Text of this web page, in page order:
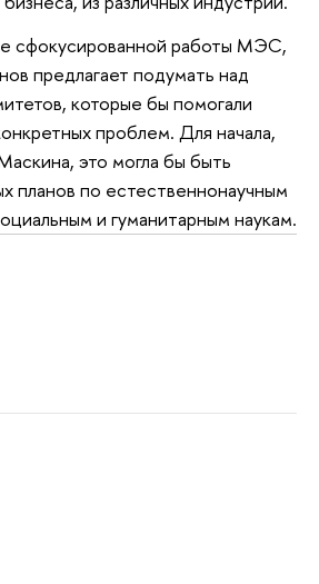
сфокусированной работы МЭС,
предлагает подумать над
которые бы помогали
проблем. Для начала,
это могла бы быть
планов по естественнонаучным
и гуманитарным наукам.